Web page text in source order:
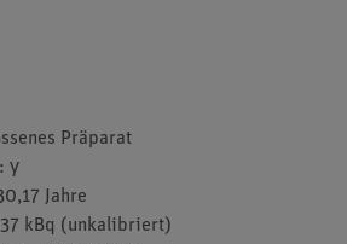
Präparat
γ
Jahre
kBq (unkalibriert)